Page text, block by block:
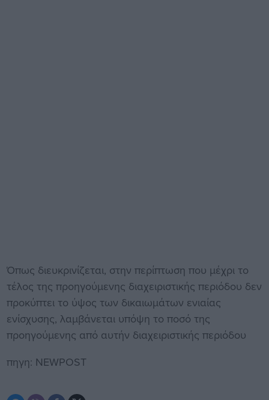
Όπως διευκρινίζεται, στην περίπτωση που μέχρι το
τέλος της προηγούμενης διαχειριστικής περιόδου δεν
προκύπτει το ύψος των δικαιωμάτων ενιαίας
ενίσχυσης, λαμβάνεται υπόψη το ποσό της
προηγούμενης από αυτήν διαχειριστικής περιόδου
πηγη: NEWPOST